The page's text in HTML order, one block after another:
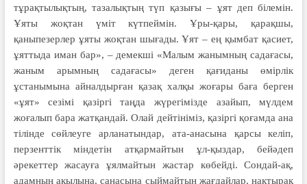
тұрақтылықтың, тазалықтың түп қазығы – ұят деп білемін.
Ұяты жоқтан үміт күтпеймін. Ұры-қары, қарақшы,
қаныпезерлер ұяты жоқтан шығады. Ұят – ең қымбат қасиет,
ұяттыда иман бар», – демекші «Малым жанымның садағасы,
жаным арымның садағасы» деген қағиданы өмірлік
ұстанымына айналдырған қазақ халқы жоғары баға берген
«ұят» сезімі қазіргі таңда жүрегімізде азайып, мүлдем
жоғалып бара жатқандай. Олай дейтініміз, қазіргі қоғамда ана
тілінде сөйлеуге арланатындар, ата-анасына қарсы келіп,
перзенттік міндетін атқармайтын ұл-қыздар, бейәдеп
әрекеттер жасауға ұялмайтын жастар көбейді. Сондай-ақ,
адамның ақылына, санасына сыймайтын жағдайлар, нақтырақ